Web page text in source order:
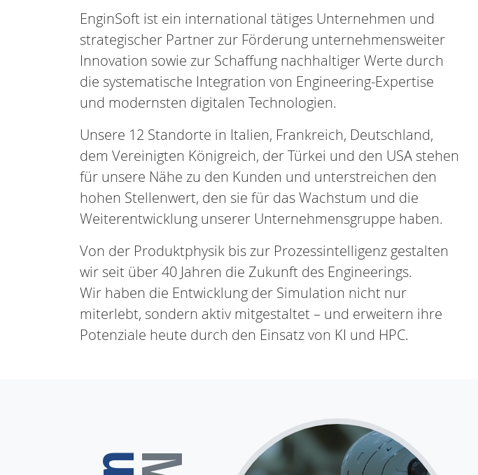
EnginSoft ist ein international tätiges Unternehmen und
strategischer Partner zur Förderung unternehmensweiter
Innovation sowie zur Schaffung nachhaltiger Werte durch
die systematische Integration von Engineering-Expertise
und modernsten digitalen Technologien.
Unsere 12 Standorte in Italien, Frankreich, Deutschland,
dem Vereinigten Königreich, der Türkei und den USA stehen
für unsere Nähe zu den Kunden und unterstreichen den
hohen Stellenwert, den sie für das Wachstum und die
Weiterentwicklung unserer Unternehmensgruppe haben.
Von der Produktphysik bis zur Prozessintelligenz gestalten
wir seit über 40 Jahren die Zukunft des Engineerings.
Wir haben die Entwicklung der Simulation nicht nur
miterlebt, sondern aktiv mitgestaltet – und erweitern ihre
Potenziale heute durch den Einsatz von KI und HPC.